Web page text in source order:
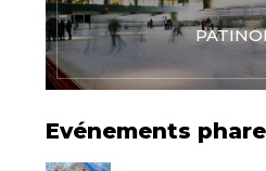
Evénements